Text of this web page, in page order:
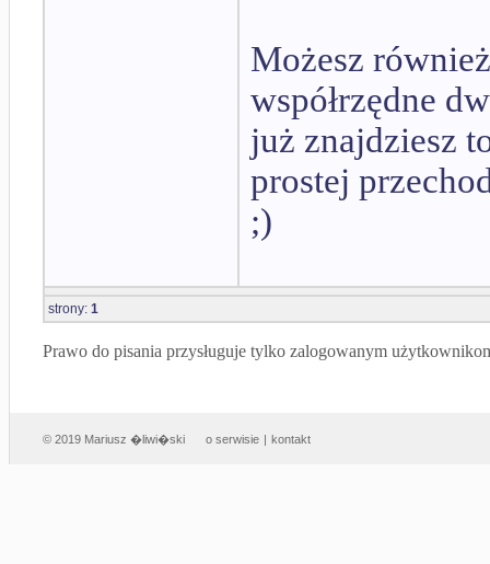
Możesz
współrzędne
już znajdziesz
prostej
;)
strony: 1
Prawo do pisania przysługuje tylko zalogowanym
© 2019 Mariusz �liwi�ski o serwisie | kontakt